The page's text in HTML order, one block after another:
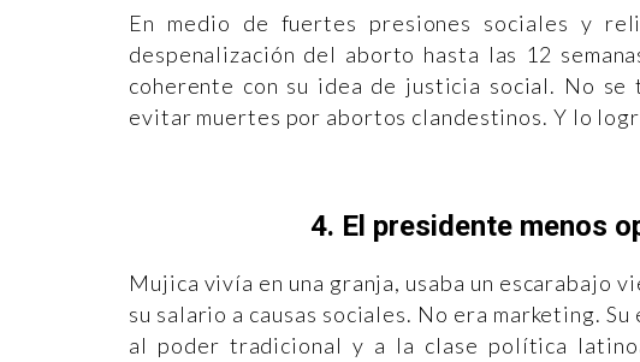
En medio de fuertes presiones sociales y
despenalización del aborto hasta las 12
coherente con su idea de justicia social. No
evitar muertes por abortos clandestinos. Y lo
4. El presidente menos
Mujica vivía en una granja, usaba un escarabajo
su salario a causas sociales. No era marketing.
al poder tradicional y a la clase política